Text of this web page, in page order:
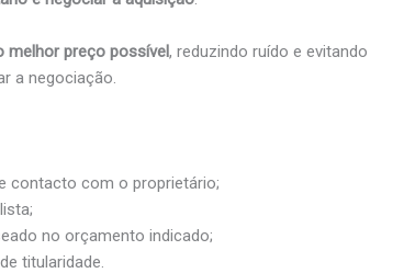
melhor preço possível, reduzindo ruído e evitando
a negociação.
contacto com o proprietário;
no orçamento indicado;
titularidade.